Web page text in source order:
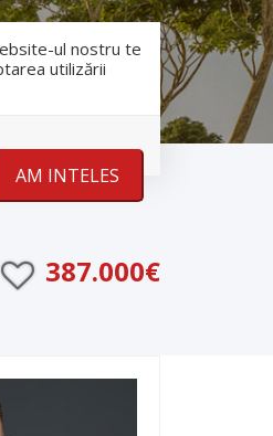
ul nostru te
utilizării
AM INTELES
RO RU
387.000€